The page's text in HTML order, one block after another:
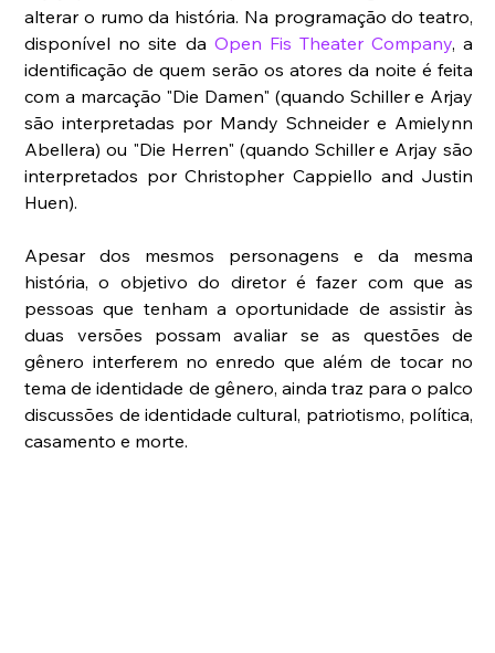
alterar o rumo da história. Na programação do teatro,
disponível no site da Open Fis Theater Company, a
identificação de quem serão os atores da noite é feita
com a marcação "Die Damen" (quando Schiller e Arjay
são interpretadas por Mandy Schneider e Amielynn
Abellera) ou "Die Herren" (quando Schiller e Arjay são
interpretados por Christopher Cappiello and Justin
Huen).
Apesar dos mesmos personagens e da mesma
história, o objetivo do diretor é fazer com que as
pessoas que tenham a oportunidade de assistir às
duas versões possam avaliar se as questões de
gênero interferem no enredo que além de tocar no
tema de identidade de gênero, ainda traz para o palco
discussões de identidade cultural, patriotismo, política,
casamento e morte.